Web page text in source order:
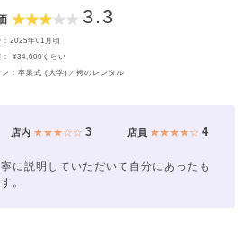
3.3
：2025年01月頃
： ¥34,000くらい
ン：卒業式 (大学)／袴のレンタル
店内★★★☆☆ 3 店員 ★★★★☆4
に説明していただいて自分にあったも
。